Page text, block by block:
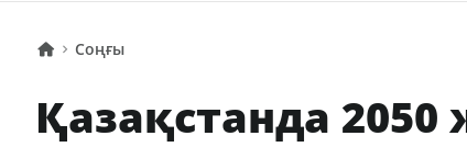
Соңғы
Қазақстанда